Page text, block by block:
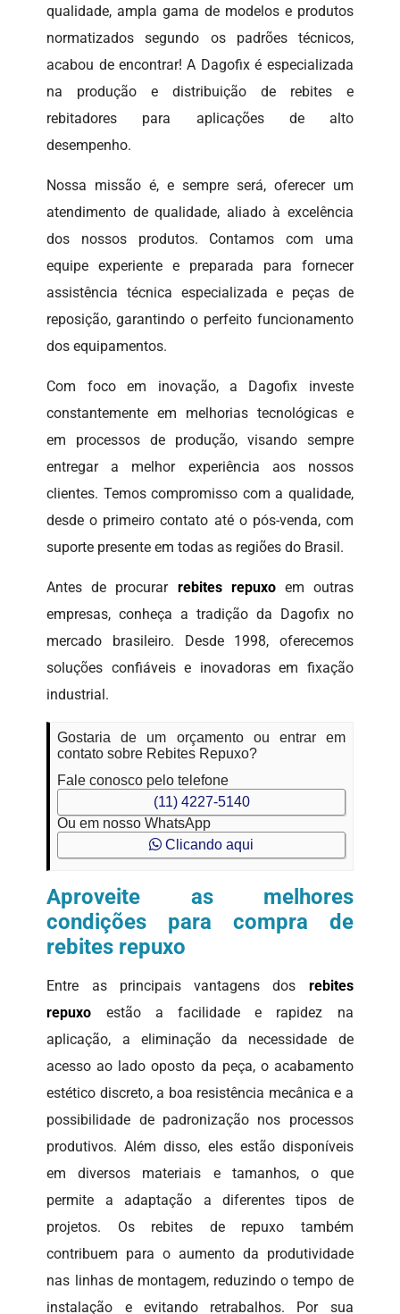
qualidade, ampla gama de modelos e produtos
normatizados segundo os padrões técnicos,
acabou de encontrar! A Dagofix é especializada
na produção e distribuição de rebites e
rebitadores para aplicações de alto
desempenho.
Nossa missão é, e sempre será, oferecer um
atendimento de qualidade, aliado à excelência
dos nossos produtos. Contamos com uma
equipe experiente e preparada para fornecer
assistência técnica especializada e peças de
reposição, garantindo o perfeito funcionamento
dos equipamentos.
Com foco em inovação, a Dagofix investe
constantemente em melhorias tecnológicas e
em processos de produção, visando sempre
entregar a melhor experiência aos nossos
clientes. Temos compromisso com a qualidade,
desde o primeiro contato até o pós-venda, com
suporte presente em todas as regiões do Brasil.
Antes de procurar rebites repuxoem outras
empresas, conheça a tradição da Dagofix no
mercado brasileiro. Desde 1998, oferecemos
soluções confiáveis e inovadoras em fixação
industrial.
Gostaria de um orçamento ou entrar em
contato sobre Rebites Repuxo?
Fale conosco pelo telefone
(11) 4227-5140
Ou em nosso WhatsApp
Clicando aqui
Aproveite as melhores
condições para compra de
rebites repuxo
Entre as principais vantagens dos rebites
repuxo estão a facilidade e rapidez na
aplicação, a eliminação da necessidade de
acesso ao lado oposto da peça, o acabamento
estético discreto, a boa resistência mecânica e a
possibilidade de padronização nos processos
produtivos. Além disso, eles estão disponíveis
em diversos materiais e tamanhos, o que
permite a adaptação a diferentes tipos de
projetos. Os rebites de repuxo também
contribuem para o aumento da produtividade
nas linhas de montagem, reduzindo o tempo de
instalação e evitando retrabalhos. Por sua